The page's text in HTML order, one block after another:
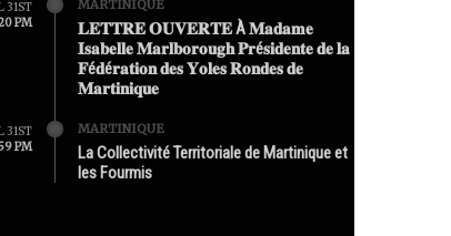
31ST
PM
MARTINIQUE
𝐋𝐄𝐓𝐓𝐑𝐄 𝐎𝐔𝐕𝐄𝐑𝐓𝐄 À 𝐌𝐚𝐝𝐚𝐦𝐞
𝐈𝐬𝐚𝐛𝐞𝐥𝐥𝐞 𝐌𝐚𝐫𝐥𝐛𝐨𝐫𝐨𝐮𝐠𝐡 𝐏𝐫é𝐬𝐢𝐝𝐞𝐧𝐭𝐞 𝐝𝐞 𝐥𝐚
𝐅é𝐝é𝐫𝐚𝐭𝐢𝐨𝐧 𝐝𝐞𝐬 𝐘𝐨𝐥𝐞𝐬 𝐑𝐨𝐧𝐝𝐞𝐬 𝐝𝐞
𝐌𝐚𝐫𝐭𝐢𝐧𝐢𝐪𝐮𝐞
31ST
PM
MARTINIQUE
La Collectivité Territoriale de Martinique et
les Fourmis